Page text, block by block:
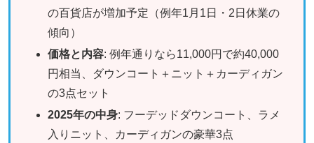
の百貨店が増加予定（例年1月1日・2日休業の
傾向）
価格と内容: 例年通りなら11,000円で約40,000
円相当、ダウンコート＋ニット＋カーディガン
の3点セット
2025年の中身: フーデッドダウンコート、ラメ
入りニット、カーディガンの豪華3点